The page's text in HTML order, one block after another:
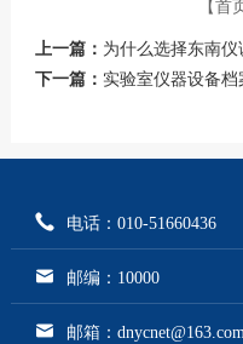
【首
上一篇： 为什么选择东南
下一篇： 实验室仪器设备
电话：010-51660436
邮编：10000
邮箱：